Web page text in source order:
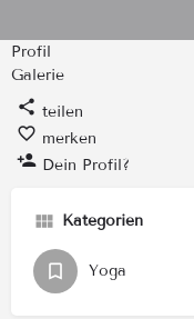
Profil
Galerie
teilen
merken
Dein Profil?
Kategorien
Yoga